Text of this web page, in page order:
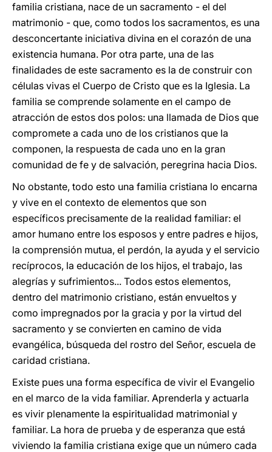
familia cristiana, nace de un sacramento - el del
matrimonio - que, como todos los sacramentos, es una
desconcertante iniciativa divina en el corazón de una
existencia humana. Por otra parte, una de las
finalidades de este sacramento es la de construir con
células vivas el Cuerpo de Cristo que es la Iglesia. La
familia se comprende solamente en el campo de
atracción de estos dos polos: una llamada de Dios que
compromete a cada uno de los cristianos que la
componen, la respuesta de cada uno en la gran
comunidad de fe y de salvación, peregrina hacia Dios.
No obstante, todo esto una familia cristiana lo encarna
y vive en el contexto de elementos que son
específicos precisamente de la realidad familiar: el
amor humano entre los esposos y entre padres e hijos,
la comprensión mutua, el perdón, la ayuda y el servicio
recíprocos, la educación de los hijos, el trabajo, las
alegrías y sufrimientos... Todos estos elementos,
dentro del matrimonio cristiano, están envueltos y
como impregnados por la gracia y por la virtud del
sacramento y se convierten en camino de vida
evangélica, búsqueda del rostro del Señor, escuela de
caridad cristiana.
Existe pues una forma específica de vivir el Evangelio
en el marco de la vida familiar. Aprenderla y actuarla
es vivir plenamente la espiritualidad matrimonial y
familiar. La hora de prueba y de esperanza que está
viviendo la familia cristiana exige que un número cada